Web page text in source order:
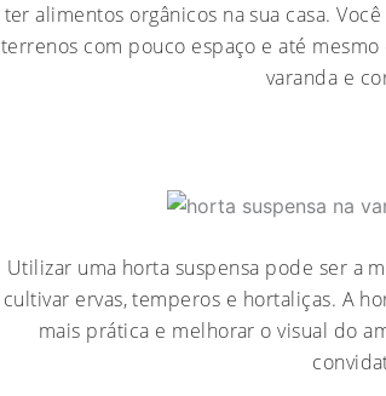
ter alimentos orgânicos na sua casa.
terrenos com pouco espaço e até
varanda e
Utilizar uma horta suspensa pode ser a
cultivar ervas, temperos e hortaliças. A
mais prática e melhorar o visual do